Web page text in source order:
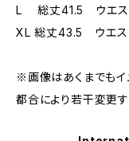
L 総丈41.5 ウエス
XL 総丈43.5 ウエ
※画像はあくまでもイ
都合により若干変更す